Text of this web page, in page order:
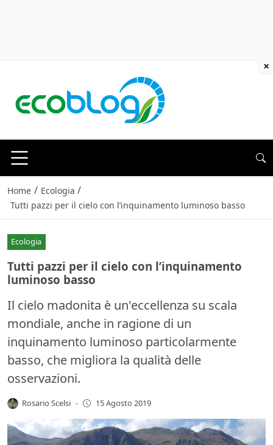
Home / Ecologia /
Tutti pazzi per il cielo con l’inquinamento luminoso basso
Ecologia
Tutti pazzi per il cielo con l’inquinamento
luminoso basso
Il cielo madonita è un'eccellenza su scala
mondiale, anche in ragione di un
inquinamento luminoso particolarmente
basso, che migliora la qualità delle
osservazioni.
Rosario Scelsi - 15 Agosto 2019
×